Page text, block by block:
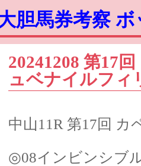
胆馬券考察
20241208 第17
ュベナイルフィ
中山11R 第17回 カ
◎08インビンシブ